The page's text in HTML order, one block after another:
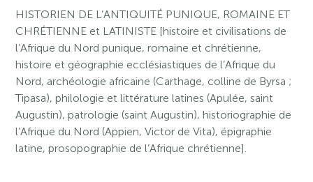
HISTORIEN DE L’ANTIQUITÉ PUNIQUE, ROMAINE ET
CHRÉTIENNE et LATINISTE [histoire et civilisations de
l’Afrique du Nord punique, romaine et chrétienne,
histoire et géographie ecclésiastiques de l’Afrique du
Nord, archéologie africaine (Carthage, colline de Byrsa ;
Tipasa), philologie et littérature latines (Apulée, saint
Augustin), patrologie (saint Augustin), historiographie de
l’Afrique du Nord (Appien, Victor de Vita), épigraphie
latine, prosopographie de l’Afrique chrétienne].